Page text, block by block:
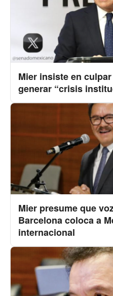
Mier insiste en
generar “crisis
Mier presume que
Barcelona coloca a
internacional